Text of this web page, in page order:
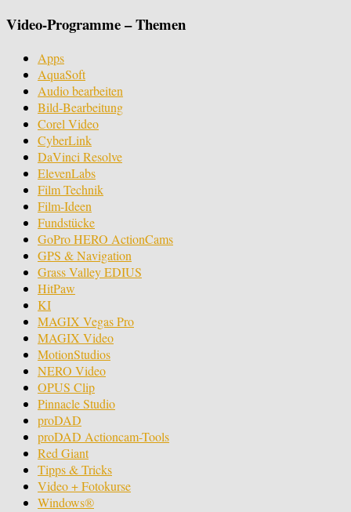
Video-Programme – Themen
Apps
AquaSoft
Audio bearbeiten
Bild-Bearbeitung
Corel Video
CyberLink
DaVinci Resolve
ElevenLabs
Film Technik
Film-Ideen
Fundstücke
GoPro HERO ActionCams
GPS & Navigation
Grass Valley EDIUS
HitPaw
KI
MAGIX Vegas Pro
MAGIX Video
MotionStudios
NERO Video
OPUS Clip
Pinnacle Studio
proDAD
proDAD Actioncam-Tools
Red Giant
Tipps & Tricks
Video + Fotokurse
Windows®